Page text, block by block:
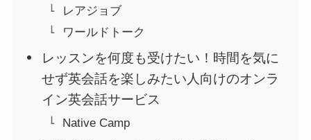
レアジョブ
ワールドトーク
レッスンを何度も受けたい！時間を気に
せず英会話を楽しみたい人向けのオンラ
イン英会話サービス
Native Camp